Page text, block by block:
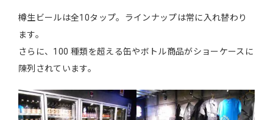
樽生ビールは全10タップ。ラインナップは常に入れ替わり
ます。
さらに、100 種類を超える缶やボトル商品がショーケースに
陳列されています。